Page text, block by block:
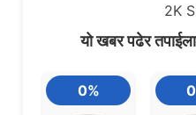
2K
यो खबर पढेर
0%